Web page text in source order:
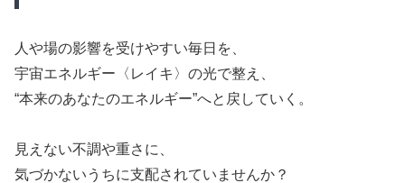
​人や場の影響を受けやすい毎日を、
​宇宙エネルギー〈レイキ〉の光で整え、
​“本来のあなたのエネルギー”へと戻していく。
​見えない不調や重さに、
​気づかないうちに支配されていませんか？